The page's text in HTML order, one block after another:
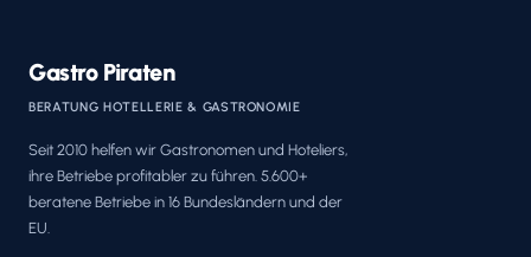
Gastro Piraten
BERATUNG HOTELLERIE & GASTRONOMIE
Seit 2010 helfen wir Gastronomen und Hoteliers,
ihre Betriebe profitabler zu führen. 5.600+
beratene Betriebe in 16 Bundesländern und der
EU.